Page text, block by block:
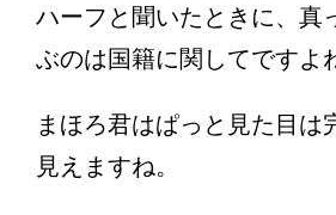
ハーフと聞いたときに、真
ぶのは国籍に関してですよ
まほろ君はぱっと見た目は
見えますね。